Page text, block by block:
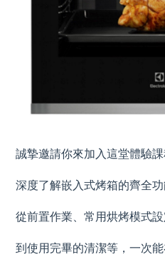
誠摯邀請你來加入這堂體驗課
深度了解嵌入式烤箱的齊全
從前置作業、常用烘烤模式設
到使用完畢的清潔等，一次